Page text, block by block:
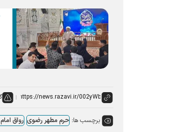
برچسب ها: حرم مطهر رضوی رواق